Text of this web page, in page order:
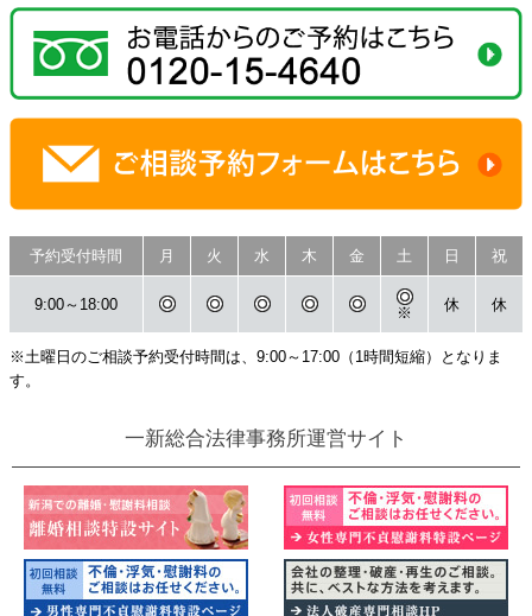
予約受付時間 月 火 水 木 金 土 日 祝
9:00～18:00 ※ 休 休
※土曜日のご相談予約受付時間は、9:00～17:00（1時間短縮）となりま
す。
一新総合法律事務所運営サイト